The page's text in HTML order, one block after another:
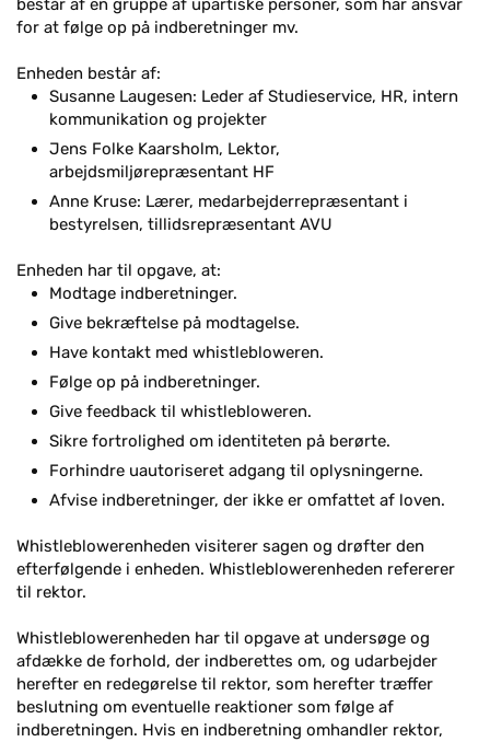
består af en gruppe af upartiske personer, som har ansvar
for at følge op på indberetninger mv.
Enheden består af:
Susanne Laugesen: Leder af Studieservice, HR, intern
kommunikation og projekter
Jens Folke Kaarsholm, Lektor,
arbejdsmiljørepræsentant HF
Anne Kruse: Lærer, medarbejderrepræsentant i
bestyrelsen, tillidsrepræsentant AVU
Enheden har til opgave, at:
Modtage indberetninger.
Give bekræftelse på modtagelse.
Have kontakt med whistlebloweren.
Følge op på indberetninger.
Give feedback til whistlebloweren.
Sikre fortrolighed om identiteten på berørte.
Forhindre uautoriseret adgang til oplysningerne.
Afvise indberetninger, der ikke er omfattet af loven.
Whistleblowerenheden visiterer sagen og drøfter den
efterfølgende i enheden. Whistleblowerenheden refererer
til rektor.
Whistleblowerenheden har til opgave at undersøge og
afdække de forhold, der indberettes om, og udarbejder
herefter en redegørelse til rektor, som herefter træffer
beslutning om eventuelle reaktioner som følge af
indberetningen. Hvis en indberetning omhandler rektor,